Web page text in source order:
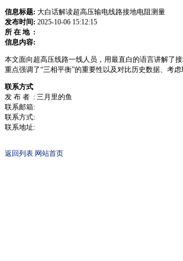
信息标题: 大白话解读超高压输电线路接地电阻测量
发布时间: 2025-10-06 15:12:15
所 在 地 :
信息内容:
本文面向超高压线路一线人员，用最直白的语言讲解了
重点强调了“三相平衡”的重要性以及对比历史数据、考
联系方式
发 布 者 : 三月里的鱼
联系邮箱:
联系方式:
联系地址:
返回列表 网站首页